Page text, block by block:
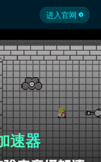
进入官网
速器